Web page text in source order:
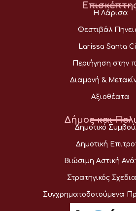
Η Λάρισα
Φεστιβάλ
Larissa Santa
Περιήγηση στην
Διαμονή &
Αξιοθέατα
Δήμος και
Δημοτικό
Δημοτική
Βιώσιμη Αστική
Στρατηγικός
Συγχρηματοδοτούμενα